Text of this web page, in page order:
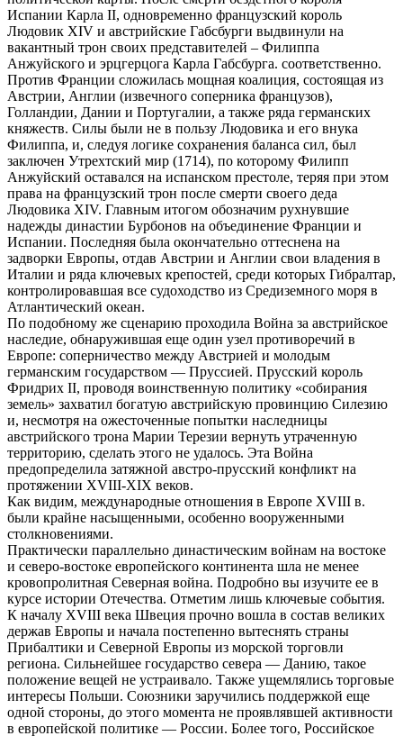
Испании Карла II, одновременно французский король
Людовик XIV и австрийские Габсбурги выдвинули на
вакантный трон своих представителей – Филиппа
Анжуйского и эрцгерцога Карла Габсбурга. соответственно.
Против Франции сложилась мощная коалиция, состоящая из
Австрии, Англии (извечного соперника французов),
Голландии, Дании и Португалии, а также ряда германских
княжеств. Силы были не в пользу Людовика и его внука
Филиппа, и, следуя логике сохранения баланса сил, был
заключен Утрехтский мир (1714), по которому Филипп
Анжуйский оставался на испанском престоле, теряя при этом
права на французский трон после смерти своего деда
Людовика XIV. Главным итогом обозначим рухнувшие
надежды династии Бурбонов на объединение Франции и
Испании. Последняя была окончательно оттеснена на
задворки Европы, отдав Австрии и Англии свои владения в
Италии и ряда ключевых крепостей, среди которых Гибралтар,
контролировавшая все судоходство из Средиземного моря в
Атлантический океан.
По подобному же сценарию проходила Война за австрийское
наследие, обнаружившая еще один узел противоречий в
Европе: соперничество между Австрией и молодым
германским государством — Пруссией. Прусский король
Фридрих II, проводя воинственную политику «собирания
земель» захватил богатую австрийскую провинцию Силезию
и, несмотря на ожесточенные попытки наследницы
австрийского трона Марии Терезии вернуть утраченную
территорию, сделать этого не удалось. Эта Война
предопределила затяжной австро-прусский конфликт на
протяжении XVIII-XIX веков.
Как видим, международные отношения в Европе XVIII в.
были крайне насыщенными, особенно вооруженными
столкновениями.
Практически параллельно династическим войнам на востоке
и северо-востоке европейского континента шла не менее
кровопролитная Северная война. Подробно вы изучите ее в
курсе истории Отечества. Отметим лишь ключевые события.
К началу XVIII века Швеция прочно вошла в состав великих
держав Европы и начала постепенно вытеснять страны
Прибалтики и Северной Европы из морской торговли
региона. Сильнейшее государство севера — Данию, такое
положение вещей не устраивало. Также ущемлялись торговые
интересы Польши. Союзники заручились поддержкой еще
одной стороны, до этого момента не проявлявшей активности
в европейской политике — России. Более того, Российское